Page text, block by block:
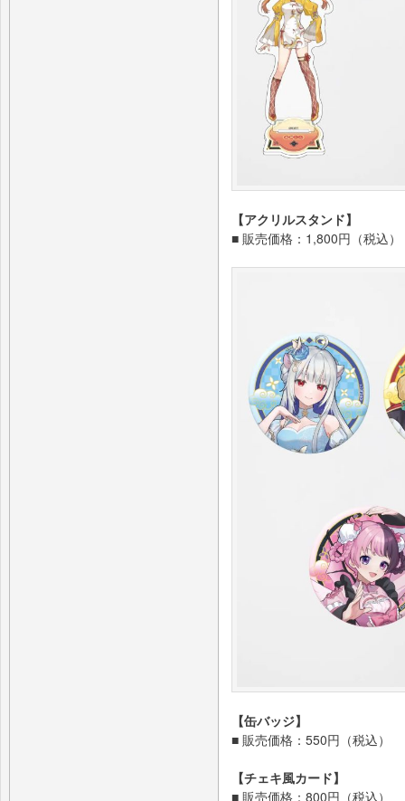
【アクリルスタンド】
■ 販売価格：1,800円（税込）
【缶バッジ】
■ 販売価格：550円（税込）
【チェキ風カード】
■ 販売価格：800円（税込）